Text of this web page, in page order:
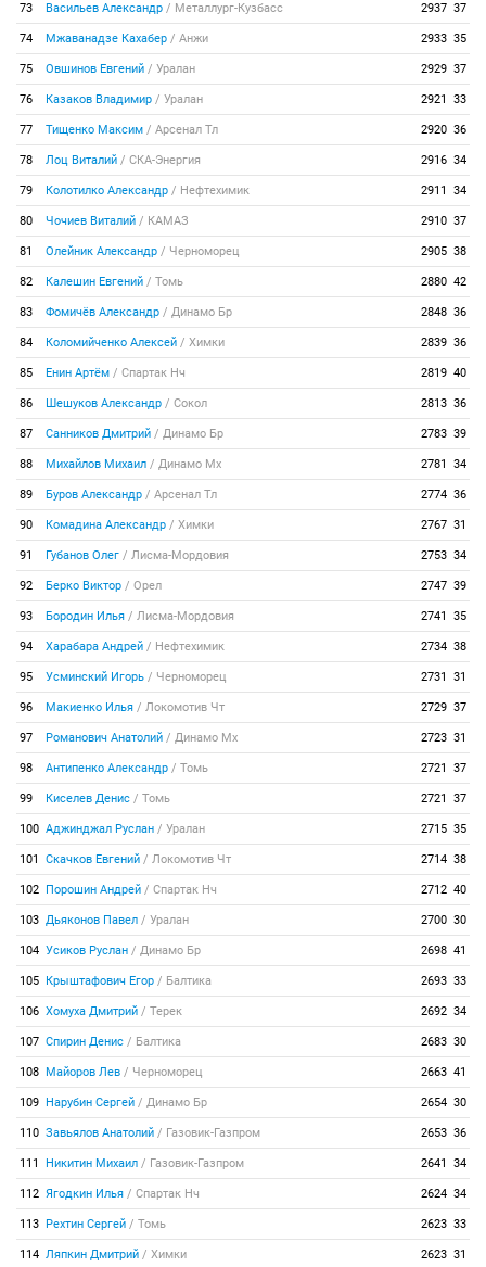
73 Васильев Александр / Металлург-Кузбасс 2937 37
74 Мжаванадзе Кахабер / Анжи 2933 35
75 Овшинов Евгений / Уралан 2929 37
76 Казаков Владимир / Уралан 2921 33
77 Тищенко Максим / Арсенал Тл 2920 36
78 Лоц Виталий / СКА-Энергия 2916 34
79 Колотилко Александр / Нефтехимик 2911 34
80 Чочиев Виталий / КАМАЗ 2910 37
81 Олейник Александр / Черноморец 2905 38
82 Калешин Евгений / Томь 2880 42
83 Фомичёв Александр / Динамо Бр 2848 36
84 Коломийченко Алексей / Химки 2839 36
85 Енин Артём / Спартак Нч 2819 40
86 Шешуков Александр / Сокол 2813 36
87 Санников Дмитрий / Динамо Бр 2783 39
88 Михайлов Михаил / Динамо Мх 2781 34
89 Буров Александр / Арсенал Тл 2774 36
90 Комадина Александр / Химки 2767 31
91 Губанов Олег / Лисма-Мордовия 2753 34
92 Берко Виктор / Орел 2747 39
93 Бородин Илья / Лисма-Мордовия 2741 35
94 Харабара Андрей / Нефтехимик 2734 38
95 Усминский Игорь / Черноморец 2731 31
96 Макиенко Илья / Локомотив Чт 2729 37
97 Романович Анатолий / Динамо Мх 2723 31
98 Антипенко Александр / Томь 2721 37
99 Киселев Денис / Томь 2721 37
100 Аджинджал Руслан / Уралан 2715 35
101 Скачков Евгений / Локомотив Чт 2714 38
102 Порошин Андрей / Спартак Нч 2712 40
103 Дьяконов Павел / Уралан 2700 30
104 Усиков Руслан / Динамо Бр 2698 41
105 Крыштафович Егор / Балтика 2693 33
106 Хомуха Дмитрий / Терек 2692 34
107 Спирин Денис / Балтика 2683 30
108 Майоров Лев / Черноморец 2663 41
109 Нарубин Сергей / Динамо Бр 2654 30
110 Завьялов Анатолий / Газовик-Газпром 2653 36
111 Никитин Михаил / Газовик-Газпром 2641 34
112 Ягодкин Илья / Спартак Нч 2624 34
113 Рехтин Сергей / Томь 2623 33
114 Ляпкин Дмитрий / Химки 2623 31